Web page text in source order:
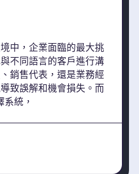
中，企業面臨的最大挑
不同語言的客戶進行溝
銷售代表，還是業務經
致誤解和機會損失。而
統，